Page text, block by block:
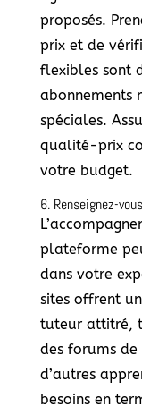
proposés.
prix et de
flexibles sont
abonnements
spéciales.
qualité-prix
votre budget.
6. Renseignez-
plateforme
dans votre
sites offrent
tuteur attitré,
des forums de
d’autres
besoins en